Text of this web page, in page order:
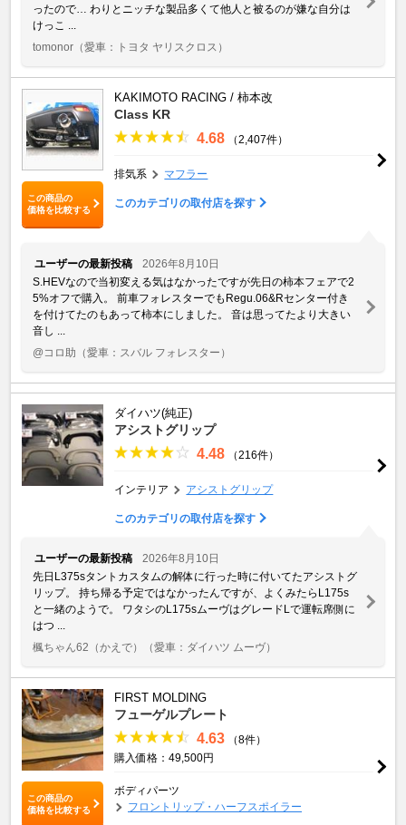
ったので… わりとニッチな製品多くて他人と被るのが嫌な自分は
けっこ ...
tomonor （愛車：トヨタ ヤリスクロス）
この商品の
価格を比較する
KAKIMOTO RACING / 柿本改
Class KR
4.68 （2,407件）
排気系 マフラー
このカテゴリの取付店を探す
ユーザーの最新投稿
2026年8月10日
S.HEVなので当初変える気はなかったですが先日の柿本フェアで2
5%オフで購入。 前車フォレスターでもRegu.06&Rセンター付き
を付けてたのもあって柿本にしました。 音は思ってたより大きい
音し ...
@コロ助 （愛車：スバル フォレスター）
ダイハツ(純正)
アシストグリップ
4.48 （216件）
インテリア アシストグリップ
このカテゴリの取付店を探す
ユーザーの最新投稿
2026年8月10日
先日L375sタントカスタムの解体に行った時に付いてたアシストグ
リップ。 持ち帰る予定ではなかったんですが、よくみたらL175s
と一緒のようで。 ワタシのL175sムーヴはグレードLで運転席側に
はつ ...
楓ちゃん62（かえで）
（愛車：ダイハツ ムーヴ）
この商品の
価格を比較する
FIRST MOLDING
フューゲルプレート
4.63
（8件）
購入価格：49,500円
ボディパーツ
フロントリップ・ハーフスポイラー